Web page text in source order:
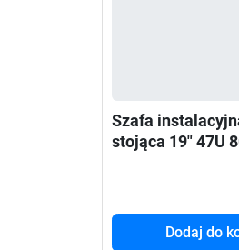
Szafa
stojąca 19" 47U
Dodaj do